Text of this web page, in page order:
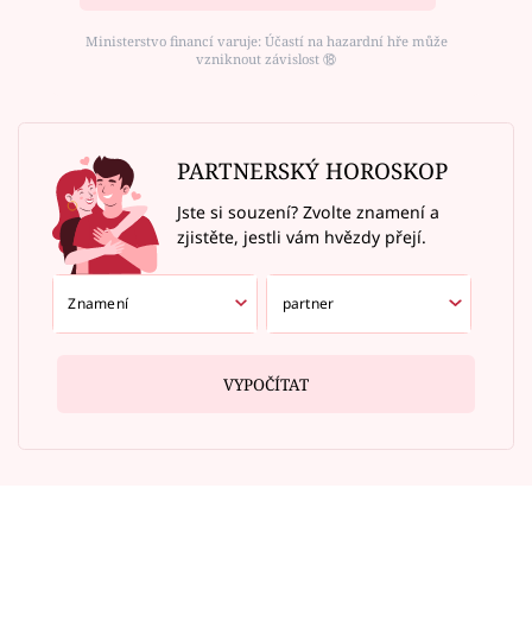
Ministerstvo financí varuje: Účastí na hazardní hře může
vzniknout závislost ⑱
PARTNERSKÝ HOROSKOP
Jste si souzení? Zvolte znamení a
zjistěte, jestli vám hvězdy přejí.
VYPOČÍTAT